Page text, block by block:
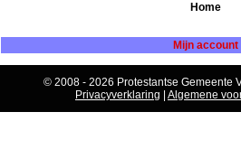
Home
Mijn account
© 2008 - 2026 Protestantse Gemeente
Privacyverklaring
Algemene